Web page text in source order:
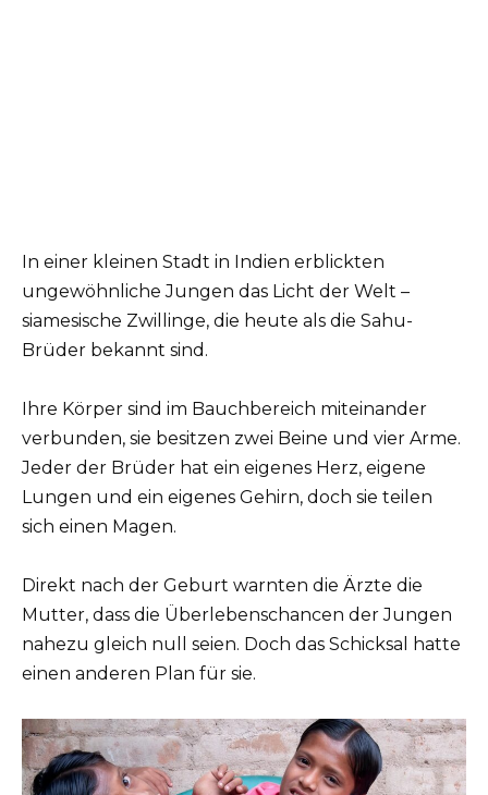
In einer kleinen Stadt in Indien erblickten
ungewöhnliche Jungen das Licht der Welt –
siamesische Zwillinge, die heute als die Sahu-
Brüder bekannt sind.
Ihre Körper sind im Bauchbereich miteinander
verbunden, sie besitzen zwei Beine und vier Arme.
Jeder der Brüder hat ein eigenes Herz, eigene
Lungen und ein eigenes Gehirn, doch sie teilen
sich einen Magen.
Direkt nach der Geburt warnten die Ärzte die
Mutter, dass die Überlebenschancen der Jungen
nahezu gleich null seien. Doch das Schicksal hatte
einen anderen Plan für sie.